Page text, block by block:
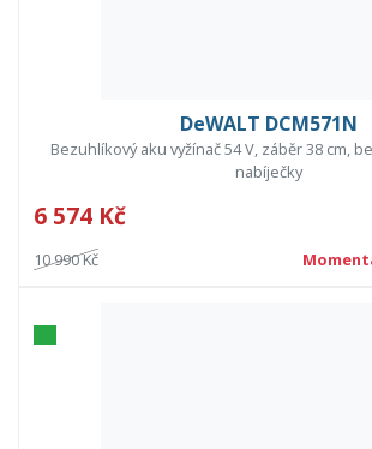
DeWALT DCM571N
Bezuhlíkový aku vyžínač 54 V, záběr 38 cm,
nabíječky
6 574 Kč
10 990 Kč